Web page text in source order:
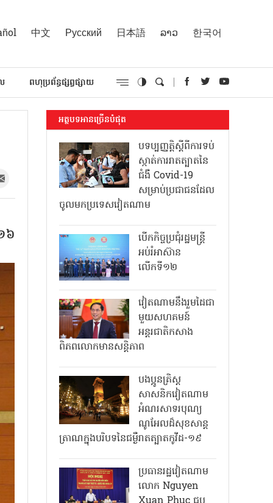
中文 Русский 日本語 ລາວ 한국어
ពហុប្រព័ន្ធផ្សព្វផ្សាយ
៦
អត្ថបទអានច្រើនបំផុត
បទប្បញ្ញត្តិស្តីពីការទប់
ស្កាត់ការរាតត្បាតនៃ
ជំងឺ Covid-19
សម្រាប់ប្រជាជនដែល
ចូលមកប្រទេសវៀតណាម
បើកកិច្ចប្រជុំរដ្ឋមន្ត្រី
អប់រំអាស៊ាន
លើកទី១២
វៀតណាមនឹងរួមដៃជា
មួយសហគមន៍
អន្តរជាតិកសាង
ពិភពលោកមានសន្តិភាព
បងប្អូនគ្រិស្ត
សាសនិកវៀតណាម
អំណរសាទរបុណ្យ
ណូអែលដ៏សុខសាន្ត
ត្រាណក្នុងបរិបទនៃជម្ងឺរាតត្បាតកូវីដ-១៩
ប្រធានរដ្ឋវៀតណាម
លោក Nguyen